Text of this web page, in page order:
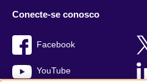
Conecte-se conosco
Facebook
YouTube